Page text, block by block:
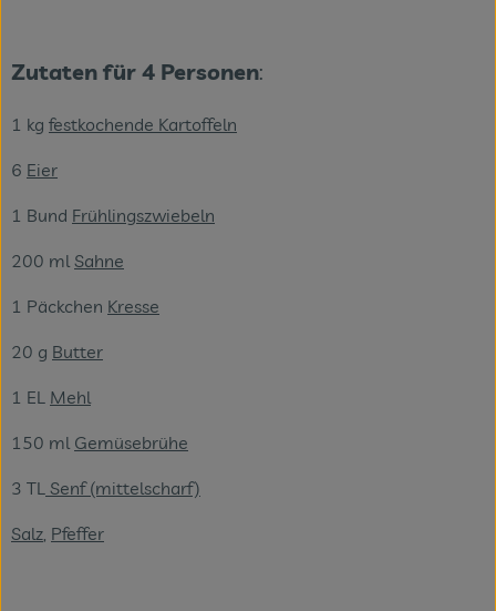
Zutaten für 4 Personen:
1 kg festkochende Kartoffeln
6 Eier
1 Bund Frühlingszwiebeln
200 ml Sahne
1 Päckchen Kresse
20 g Butter
1 EL Mehl
150 ml Gemüsebrühe
3 TL Senf (mittelscharf)
Salz Pfeffer